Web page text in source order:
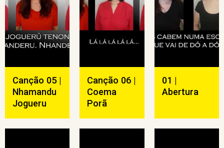
Canção 05 |
Nhamandu
Jogueru
Canção 06 |
Coema
Porã
01 |
Abertura